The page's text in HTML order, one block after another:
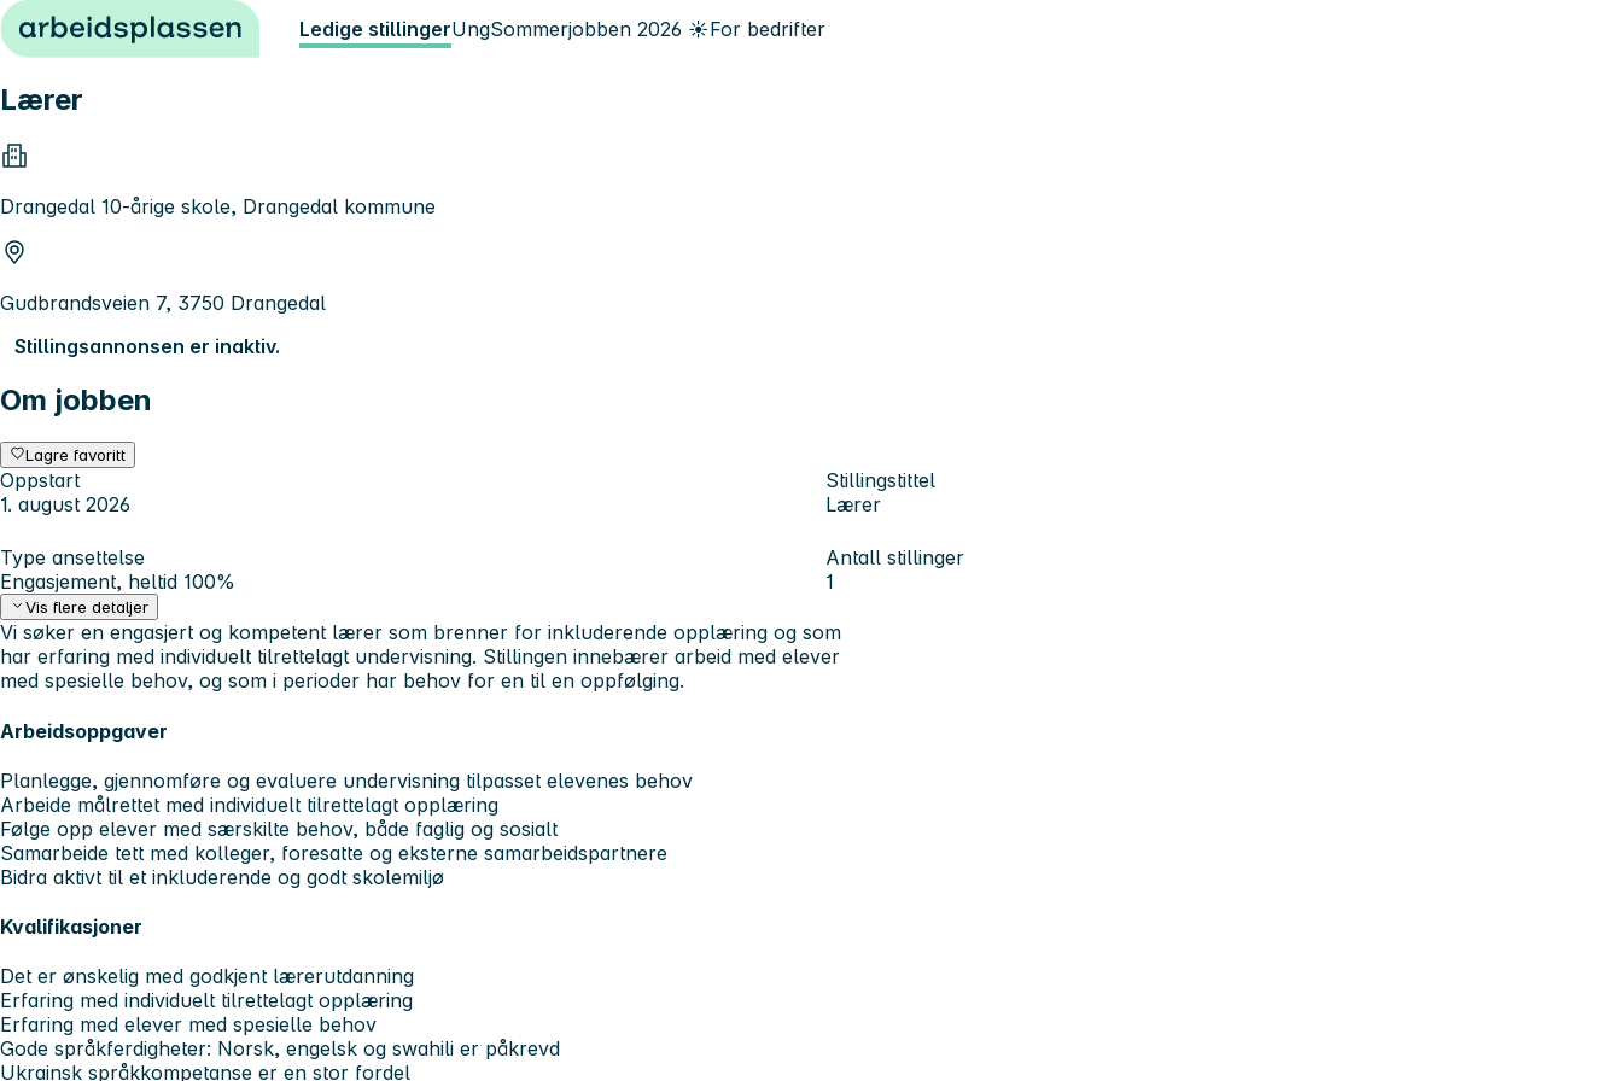
Hopp til innhold Ledige stillingerUngSommerjobben 2026 ☀️For bedrifter
Lærer
Drangedal 10-årige skole, Drangedal kommune
Gudbrandsveien 7, 3750 Drangedal
Stillingsannonsen er inaktiv.
Om jobben
Lagre favoritt
Oppstart
1. august 2026
Stillingstittel
Lærer
Type ansettelse
Engasjement, heltid 100%
Antall stillinger
1
Vis flere detaljer
Vi søker en engasjert og kompetent lærer som brenner for inkluderende opplæring og som
har erfaring med individuelt tilrettelagt undervisning. Stillingen innebærer arbeid med elever
med spesielle behov, og som i perioder har behov for en til en oppfølging.
Arbeidsoppgaver
Planlegge, gjennomføre og evaluere undervisning tilpasset elevenes behov
Arbeide målrettet med individuelt tilrettelagt opplæring
Følge opp elever med særskilte behov, både faglig og sosialt
Samarbeide tett med kolleger, foresatte og eksterne samarbeidspartnere
Bidra aktivt til et inkluderende og godt skolemiljø
Kvalifikasjoner
Det er ønskelig med godkjent lærerutdanning
Erfaring med individuelt tilrettelagt opplæring
Erfaring med elever med spesielle behov
Gode språkferdigheter: Norsk, engelsk og swahili er påkrevd
Ukrainsk språkkompetanse er en stor fordel